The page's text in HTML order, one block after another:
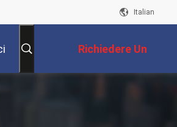
Italian
Richiedere Un
Preventivo